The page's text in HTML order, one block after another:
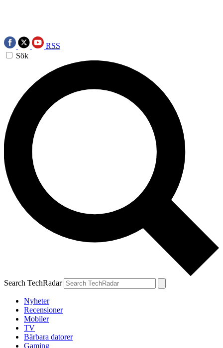
RSS
Sök
Search TechRadar
Nyheter
Recensioner
Mobiler
TV
Bärbara datorer
Gaming